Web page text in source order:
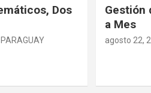
Dos
Gestión
a Mes
agosto 22,